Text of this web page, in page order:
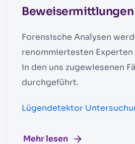
Beweisermittlungen
Forensische Analysen
renommiertesten
in den uns zugewiesenen
durchgeführt.
Lügendetektor
Mehr lesen